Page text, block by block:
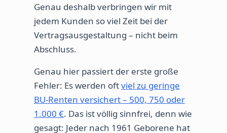
Genau deshalb verbringen wir mit
jedem Kunden so viel Zeit bei der
Vertragsausgestaltung – nicht beim
Abschluss.
Genau hier passiert der erste große
Fehler: Es werden oftviel zu geringe
BU-Renten versichert – 500, 750 oder
1.000 €. Das ist völlig sinnfrei, denn wie
gesagt: Jeder nach 1961 Geborene hat